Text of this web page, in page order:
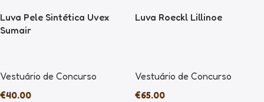
Luva Pele Sintética Uvex
Sumair
Vestuário de Concurso
€40.00
Luva Roeckl Lillinoe
Vestuário de Concurso
€65.00